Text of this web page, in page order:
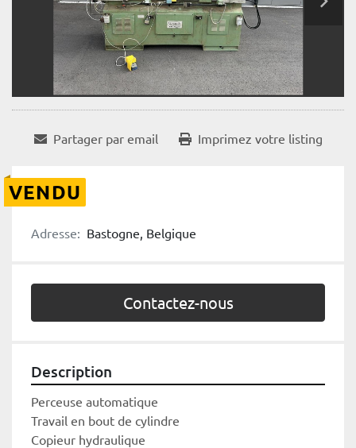
Partager par email Imprimez votre listing
VENDU
Adresse: Bastogne, Belgique
Contactez-nous
Description
Perceuse automatique
Travail en bout de cylindre
Copieur hydraulique